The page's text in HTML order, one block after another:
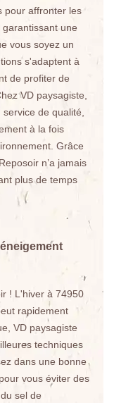
pour affronter les
une
vous soyez un
s'adaptent à
de profiter de
VD paysagiste,
de qualité,
à la fois
Grâce
n’a jamais
plus de temps
! L'hiver à 74950
rapidement
VD paysagiste
techniques
dans une bonne
vous éviter des
sel de